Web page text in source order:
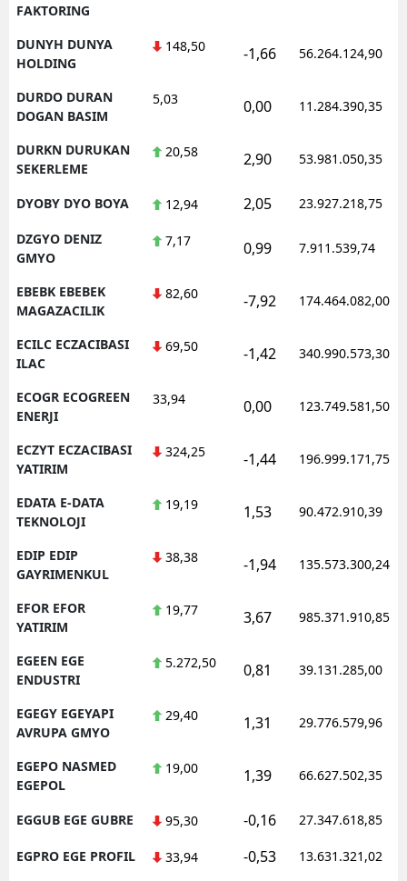
FAKTORING
DUNYH DUNYA
HOLDING
148,50 -1,66 56.264.124,90
DURDO DURAN
DOGAN BASIM
5,03 0,00 11.284.390,35
DURKN DURUKAN
SEKERLEME
20,58 2,90 53.981.050,35
DYOBY DYO BOYA 12,94 2,05 23.927.218,75
DZGYO DENIZ
GMYO
7,17 0,99 7.911.539,74
EBEBK EBEBEK
MAGAZACILIK
82,60 -7,92 174.464.082,00
ECILC ECZACIBASI
ILAC
69,50 -1,42 340.990.573,30
ECOGR ECOGREEN
ENERJI
33,94 0,00 123.749.581,50
ECZYT ECZACIBASI
YATIRIM
324,25 -1,44 196.999.171,75
EDATA E-DATA
TEKNOLOJI
19,19 1,53 90.472.910,39
EDIP EDIP
GAYRIMENKUL
38,38 -1,94 135.573.300,24
EFOR EFOR
YATIRIM
19,77 3,67 985.371.910,85
EGEEN EGE
ENDUSTRI
5.272,50 0,81 39.131.285,00
EGEGY EGEYAPI
AVRUPA GMYO
29,40 1,31 29.776.579,96
EGEPO NASMED
EGEPOL
19,00 1,39 66.627.502,35
EGGUB EGE GUBRE 95,30 -0,16 27.347.618,85
EGPRO EGE PROFIL 33,94 -0,53 13.631.321,02